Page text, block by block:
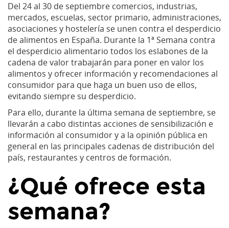
Del 24 al 30 de septiembre comercios, industrias,
mercados, escuelas, sector primario, administraciones,
asociaciones y hostelería se unen contra el desperdicio
de alimentos en España. Durante la 1ª Semana contra
el desperdicio alimentario todos los eslabones de la
cadena de valor trabajarán para poner en valor los
alimentos y ofrecer información y recomendaciones al
consumidor para que haga un buen uso de ellos,
evitando siempre su desperdicio.
Para ello, durante la última semana de septiembre, se
llevarán a cabo distintas acciones de sensibilización e
información al consumidor y a la opinión pública en
general en las principales cadenas de distribución del
país, restaurantes y centros de formación.
¿Qué ofrece esta
semana?